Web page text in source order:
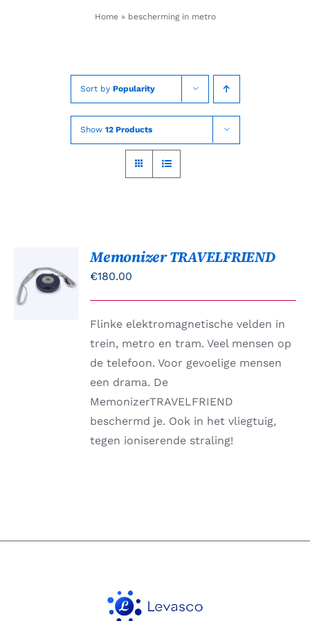
Home» bescherming in metro
Sort by Popularity
Show 12 Products
AAN
WINKELWAGEN
Memonizer TRAVELFRIEND
€180.00
Flinke elektromagnetische velden in
trein, metro en tram. Veel mensen op
de telefoon. Voor gevoelige mensen
een drama. De
MemonizerTRAVELFRIEND
beschermd je. Ook in het vliegtuig,
tegen ioniserende straling!